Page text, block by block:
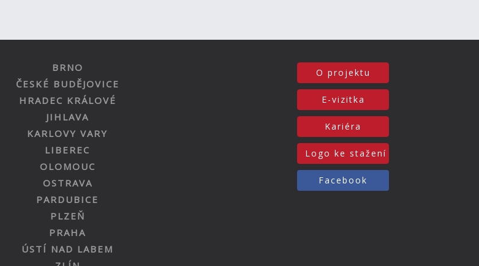
BRNO
ČESKÉ BUDĚJOVICE
HRADEC KRÁLOVÉ
JIHLAVA
KARLOVY VARY
LIBEREC
OLOMOUC
OSTRAVA
PARDUBICE
PLZEŇ
PRAHA
ÚSTÍ NAD LABEM
O projektu
E-vizitka
Kariéra
Logo ke stažení
Facebook